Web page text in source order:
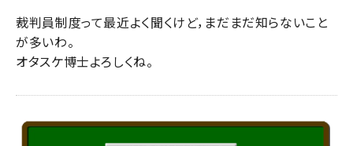
裁判員制度って最近よく聞くけど，まだまだ知らないこと
が多いわ。
オタスケ博士よろしくね。